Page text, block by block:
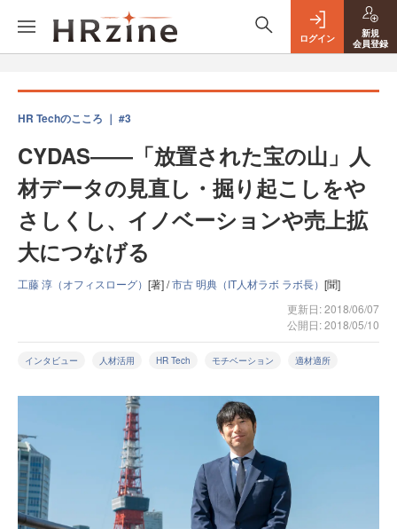
ログイン
新規
会員登録
HR Techのこころ ｜ #3
CYDAS――「放置された宝の山」人
材データの見直し・掘り起こしをや
さしくし、イノベーションや売上拡
大につなげる
工藤 淳（オフィスローグ） [著] /市古 明典（IT人材ラボ ラボ長） [聞]
更新日: 2018/06/07
公開日: 2018/05/10
インタビュー 人材活用 HR Tech モチベーション 適材適所